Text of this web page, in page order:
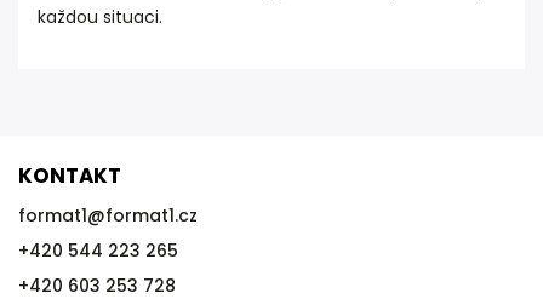
každou situaci.
KONTAKT
format1@format1.cz
+420 544 223 265
+420 603 253 728